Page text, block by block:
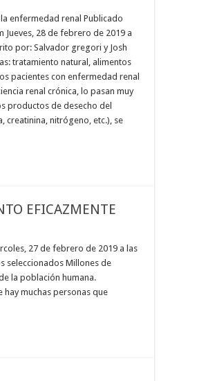
enfermedad renal Publicado
Jueves, 28 de febrero de 2019 a
por: Salvador gregori y Josh
tratamiento natural, alimentos
pacientes con enfermedad renal
renal crónica, lo pasan muy
productos de desecho del
creatinina, nitrógeno, etc.), se
EFICAZMENTE
27 de febrero de 2019 a las
seleccionados Millones de
la población humana.
hay muchas personas que